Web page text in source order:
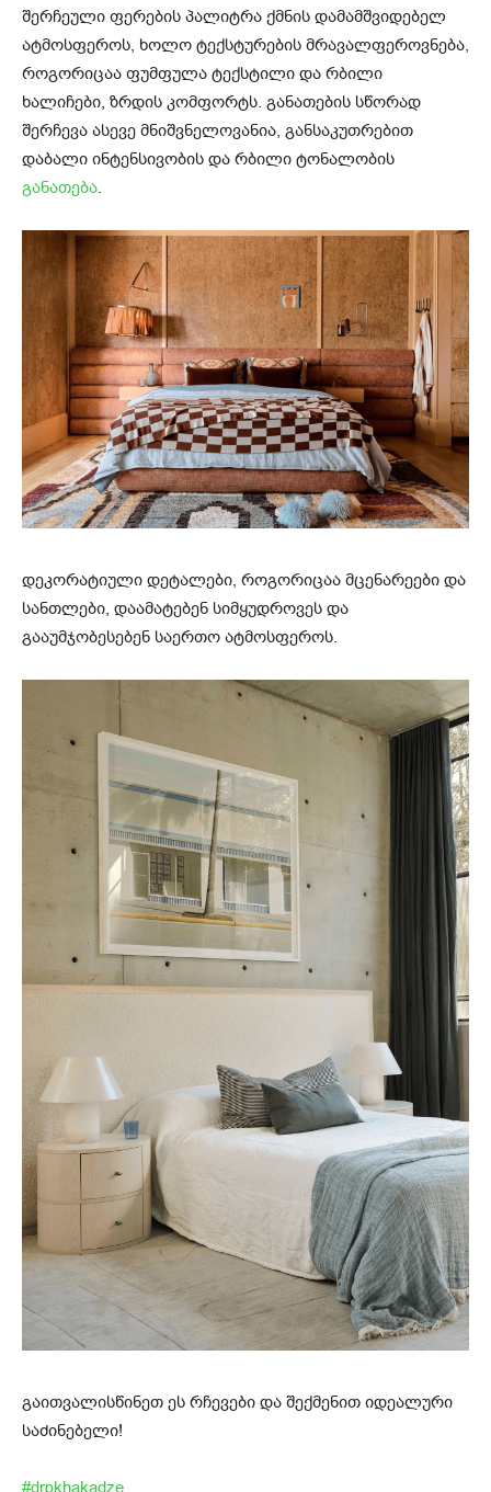
შერჩეული ფერების პალიტრა ქმნის დამამშვიდებელ
ატმოსფეროს, ხოლო ტექსტურების მრავალფეროვნება,
როგორიცაა ფუმფულა ტექსტილი და რბილი
ხალიჩები, ზრდის კომფორტს. განათების სწორად
შერჩევა ასევე მნიშვნელოვანია, განსაკუთრებით
დაბალი ინტენსივობის და რბილი ტონალობის
განათება.
დეკორატიული დეტალები, როგორიცაა მცენარეები და
სანთლები, დაამატებენ სიმყუდროვეს და
გააუმჯობესებენ საერთო ატმოსფეროს.
გაითვალისწინეთ ეს რჩევები და შექმენით იდეალური
საძინებელი!
#drpkhakadze